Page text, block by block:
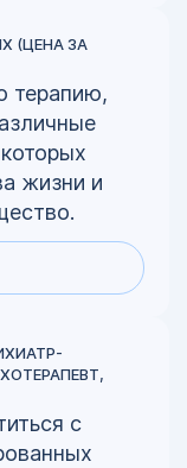
(ЦЕНА ЗА
терапию,
жизни и
с